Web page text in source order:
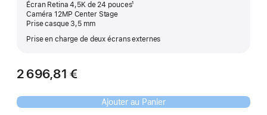
Écran Retina 4,5K de 24 pouces¹
Caméra 12MP Center Stage
Prise casque 3,5 mm
Prise en charge de deux écrans externes
2 696,81 €
Ajouter au Panier